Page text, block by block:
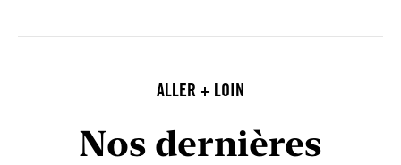
ALLER + LOIN
Nos dernières